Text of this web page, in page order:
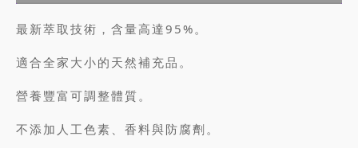
最新萃取技術，含量高達95%。
適合全家大小的天然補充品。
營養豐富可調整體質。
不添加人工色素、香料與防腐劑。